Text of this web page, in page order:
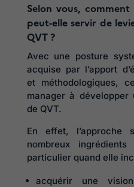
Selon vous, comment
peut-elle servir de
QVT ?
Avec une posture
acquise par l’apport
et méthodologiques,
manager à
de QVT.
En effet, l’approche
nombreux
particulier quand elle
acquérir une